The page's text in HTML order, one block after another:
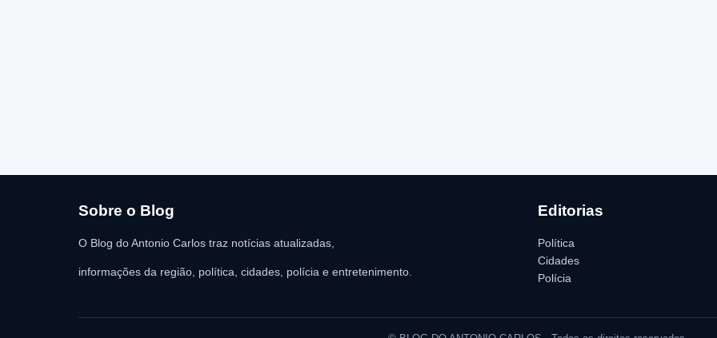
Sobre o Blog
O Blog do Antonio Carlos traz notícias atualizadas,
informações da região, política, cidades, polícia e entretenimento.
Editorias
Política
Cidades
Polícia